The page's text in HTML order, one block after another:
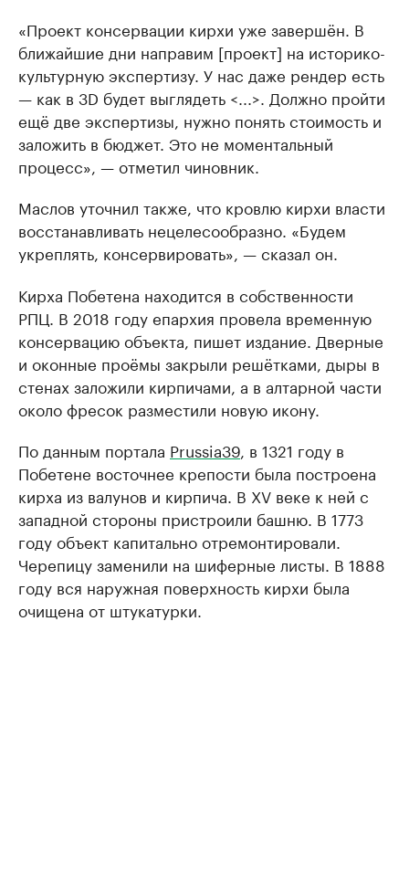
«Проект консервации кирхи уже завершён. В
ближайшие дни направим [проект] на историко-
культурную экспертизу. У нас даже рендер есть
— как в 3D будет выглядеть <...>. Должно пройти
ещё две экспертизы, нужно понять стоимость и
заложить в бюджет. Это не моментальный
процесс», — отметил чиновник.
Маслов уточнил также, что кровлю кирхи власти
восстанавливать нецелесообразно. «Будем
укреплять, консервировать», — сказал он.
Кирха Побетена находится в собственности
РПЦ. В 2018 году епархия провела временную
консервацию объекта, пишет издание. Дверные
и оконные проёмы закрыли решётками, дыры в
стенах заложили кирпичами, а в алтарной части
около фресок разместили новую икону.
По данным портала Prussia39 , в 1321 году в
Побетене восточнее крепости была построена
кирха из валунов и кирпича. В XV веке к ней с
западной стороны пристроили башню. В 1773
году объект капитально отремонтировали.
Черепицу заменили на шиферные листы. В 1888
году вся наружная поверхность кирхи была
очищена от штукатурки.